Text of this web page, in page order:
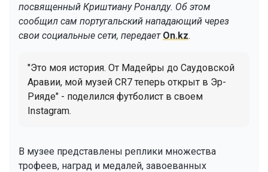
посвященный Криштиану Роналду. Об этом
сообщил сам португальский нападающий через
свои социальные сети, передает On.kz.
"Это моя история. От Мадейры до Саудовской
Аравии, мой музей CR7 теперь открыт в Эр-
Рияде" - поделился футболист в своем
Instagram.
В музее представлены реплики множества
трофеев, наград и медалей, завоеванных